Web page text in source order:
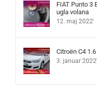
FIAT Punto 3
ugla volana
12. maj 2022'
Citroën C4
3. januar 2022'